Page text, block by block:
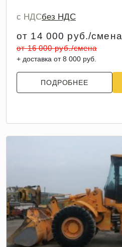
с НДСбез НДС
от 14 000 руб./смена
от 16 000 руб./смена
+ доставка от 8 000 руб.
ПОДРОБНЕЕ